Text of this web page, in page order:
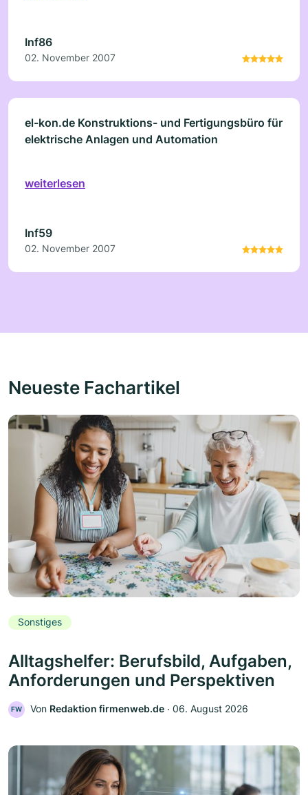
Inf86
02. November 2007
el-kon.de Konstruktions- und Fertigungsbüro für
elektrische Anlagen und Automation
weiterlesen
Inf59
02. November 2007
Neueste Fachartikel
Sonstiges
Alltagshelfer: Berufsbild, Aufgaben,
Anforderungen und Perspektiven
FW Von Redaktion firmenweb.de ‧ 06. August 2026